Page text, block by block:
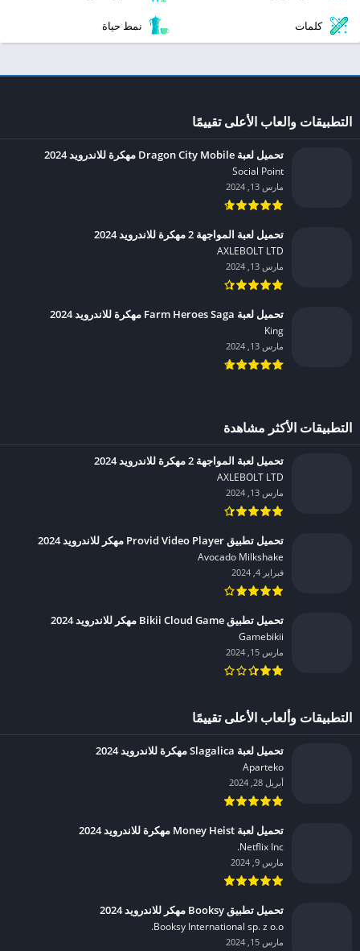
كلمات نمط حياة
التطبيقات والعاب الأعلى تقييمًا
تحميل لعبة Dragon City Mobile مهكرة للاندرويد 2024
Social Point‏
مارس 13, 2024
تحميل لعبة المواجهة 2 مهكرة للاندرويد 2024
AXLEBOLT LTD‏
مارس 13, 2024
تحميل لعبة Farm Heroes Saga مهكرة للاندرويد 2024
King‏
مارس 13, 2024
التطبيقات الأكثر مشاهدة
تحميل لعبة المواجهة 2 مهكرة للاندرويد 2024
AXLEBOLT LTD‏
مارس 13, 2024
تحميل تطبيق Provid Video Player مهكر للاندرويد 2024
Avocado Milkshake‏
فبراير 4, 2024
تحميل تطبيق Bikii Cloud Game مهكر للاندرويد 2024
Gamebikii‏
مارس 15, 2024
التطبيقات وألعاب الأعلى تقييمًا
تحميل لعبة Slagalica مهكرة للاندرويد 2024
Aparteko‏
أبريل 28, 2024
تحميل لعبة Money Heist مهكرة للاندرويد 2024
Netflix Inc.‏
مارس 9, 2024
تحميل تطبيق Booksy مهكر للاندرويد 2024
Booksy International sp. z o.o.‏
مارس 15, 2024